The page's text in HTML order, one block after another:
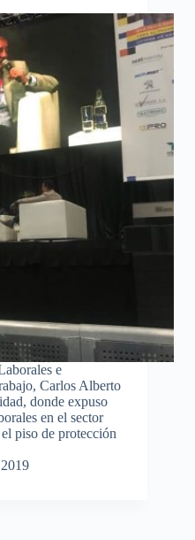
e
Carlos Alberto
donde expuso
en el sector
piso de protección